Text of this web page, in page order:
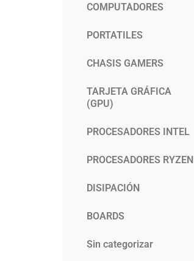
COMPUTADORES
PORTATILES
CHASIS GAMERS
TARJETA GRÁFICA
(GPU)
PROCESADORES INTEL
PROCESADORES RYZEN
DISIPACIÓN
BOARDS
Sin categorizar